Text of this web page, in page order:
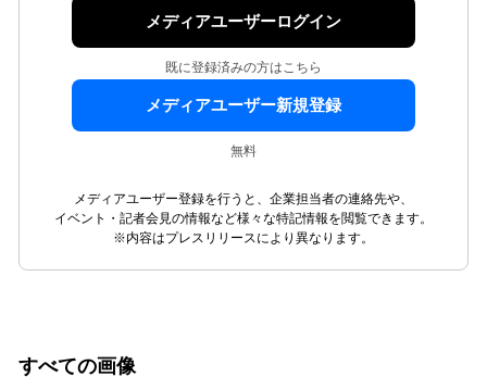
メディアユーザーログイン
既に登録済みの方はこちら
メディアユーザー新規登録
無料
メディアユーザー登録を行うと、企業担当者の連絡先や、
イベント・記者会見の情報など様々な特記情報を閲覧できます。
※内容はプレスリリースにより異なります。
すべての画像